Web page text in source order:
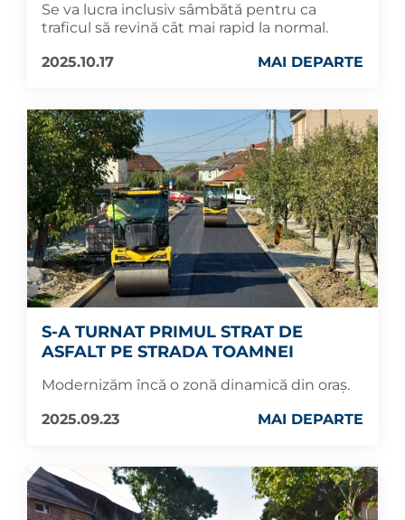
Se va lucra inclusiv sâmbătă pentru ca
traficul să revină cât mai rapid la normal.
2025.10.17
MAI DEPARTE
S-A TURNAT PRIMUL STRAT DE
ASFALT PE STRADA TOAMNEI
Modernizăm încă o zonă dinamică din oraș.
2025.09.23
MAI DEPARTE